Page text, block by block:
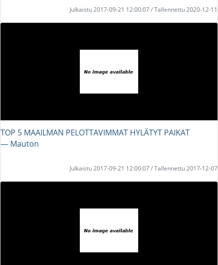
Julkaistu 2017-09-21 12:00:07 / Tallennettu 2020-12-11
TOP 5 MAAILMAN PELOTTAVIMMAT HYLÄTYT PAIKAT
― Mauton
Julkaistu 2017-09-21 12:00:07 / Tallennettu 2017-12-07